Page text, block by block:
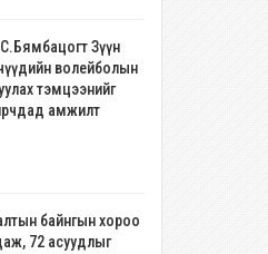
Зүүн
волейболын
тэмцээнийг
амжилт
байнгын хороо
72 асуудлыг